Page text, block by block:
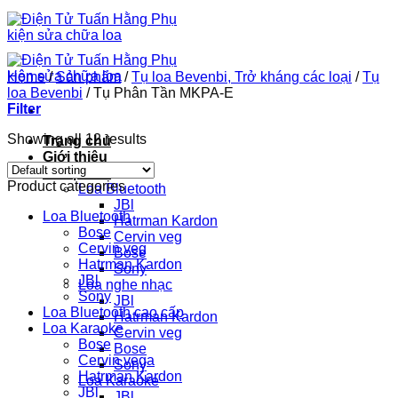
Chuyển
đến
nội
dung
Trang chủ
Giới thiệu
Sản phẩm
Loa Bluetooth
JBl
Hatrman Kardon
Cervin veg
Bose
Sony
Loa nghe nhạc
JBl
Hatrman Kardon
Cervin veg
Bose
Sony
Loa Karaoke
Home / Sản phẩm / Tụ loa Bevenbi, Trở kháng các loại / Tụ
loa Bevenbi /Tụ Phân Tần MKPA-E
Filter
Showing all 12 results
Product categories
Loa Bluetooth
Bose
Cervin veg
Hatrman Kardon
JBl
Sony
Loa Bluetooth cao cấp
Loa Karaoke
Bose
Cervin vega
Hatrman Kardon
JBl